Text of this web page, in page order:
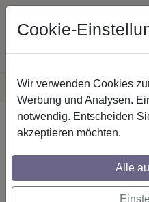
Versandkostenfreie
Startseite
Edelstahl-Optik in
Modell PRESTIGE
Cookie-
Wir verwenden Cookies
Werbung und Analysen.
notwendig. Entscheiden
akzeptieren möchten.
Alle